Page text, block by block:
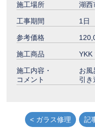
施工場所 湖西
工事期間 1日
参考価格
施工商品 YKK
施工内容・
コメント
お風
引き
< ガラス修理 記